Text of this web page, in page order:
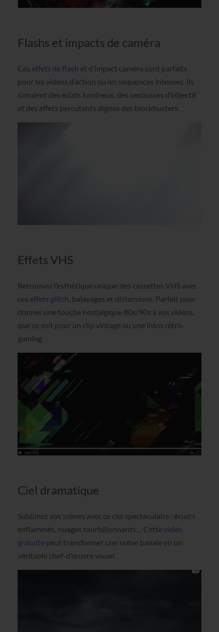
Flashs et impacts de caméra
Ces effets de flash et d’impact caméra sont parfaits
pour les vidéos d’action ou les séquences intenses. Ils
simulent des éclats lumineux, des secousses d’objectif
et des effets percutants dignes des blockbusters.
Effets VHS
Retrouvez l’esthétique unique des cassettes VHS avec
ces effets glitch, balayages et distorsions. Parfait pour
donner une touche nostalgique 80s/90s à vos vidéos,
que ce soit pour un clip vintage ou une intro rétro-
gaming.
Ciel dramatique
Sublimez vos scènes avec ce ciel spectaculaire : éclairs
enflammés, nuages tourbillonnants… Cettevidéo
gratuitepeut transformer une scène banale en un
véritable chef-d’œuvre visuel.